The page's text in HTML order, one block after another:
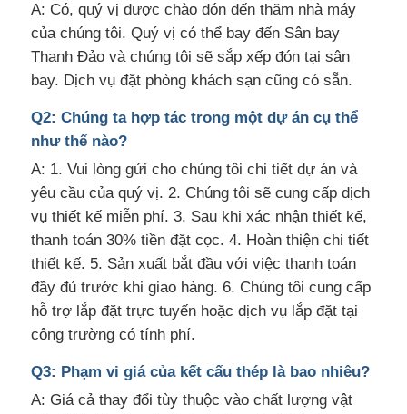
A: Có, quý vị được chào đón đến thăm nhà máy
của chúng tôi. Quý vị có thể bay đến Sân bay
Thanh Đảo và chúng tôi sẽ sắp xếp đón tại sân
bay. Dịch vụ đặt phòng khách sạn cũng có sẵn.
Q2: Chúng ta hợp tác trong một dự án cụ thể
như thế nào?
A: 1. Vui lòng gửi cho chúng tôi chi tiết dự án và
yêu cầu của quý vị. 2. Chúng tôi sẽ cung cấp dịch
vụ thiết kế miễn phí. 3. Sau khi xác nhận thiết kế,
thanh toán 30% tiền đặt cọc. 4. Hoàn thiện chi tiết
thiết kế. 5. Sản xuất bắt đầu với việc thanh toán
đầy đủ trước khi giao hàng. 6. Chúng tôi cung cấp
hỗ trợ lắp đặt trực tuyến hoặc dịch vụ lắp đặt tại
công trường có tính phí.
Q3: Phạm vi giá của kết cấu thép là bao nhiêu?
A: Giá cả thay đổi tùy thuộc vào chất lượng vật